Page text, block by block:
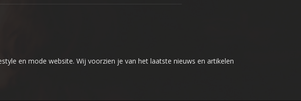
en mode website. Wij voorzien je van het laatste nieuws en artikelen